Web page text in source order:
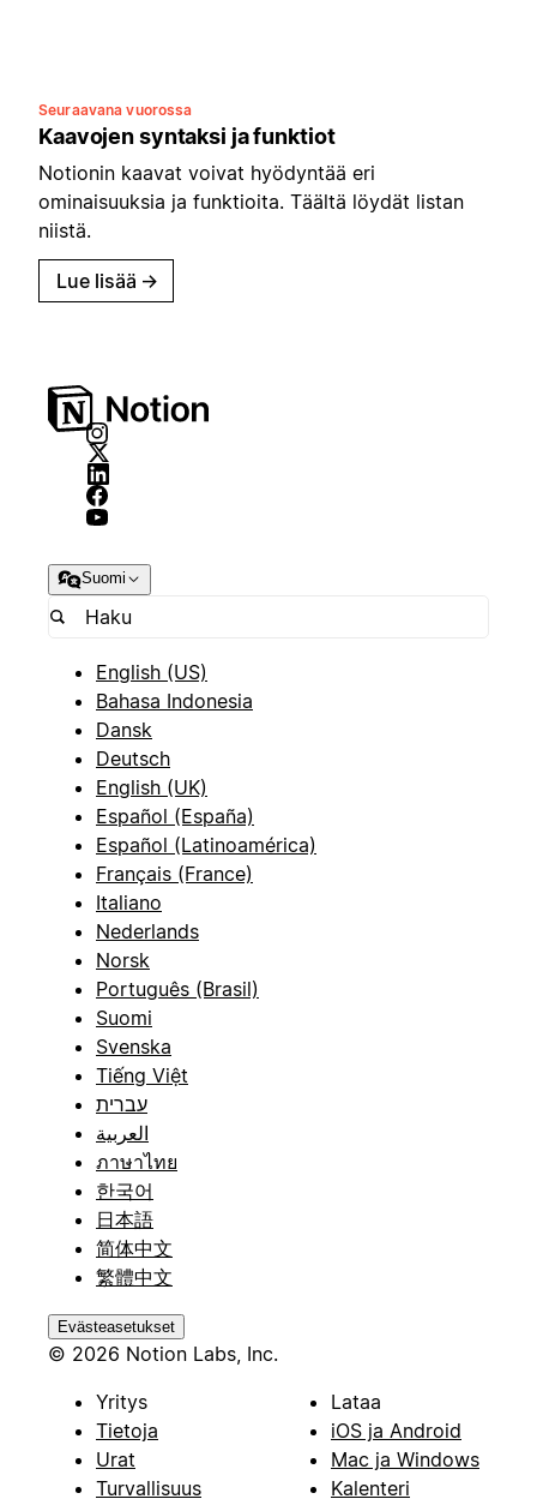
Seuraavana vuorossa
Kaavojen syntaksi ja funktiot
Notionin kaavat voivat hyödyntää eri
ominaisuuksia ja funktioita. Täältä löydät listan
niistä.
Lue lisää →
Suomi
English (US)
Bahasa Indonesia
Dansk
Deutsch
English (UK)
Español (España)
Español (Latinoamérica)
Français (France)
Italiano
Nederlands
Norsk
Português (Brasil)
Suomi
Svenska
Tiếng Việt
עברית
العربية
ภาษาไทย
한국어
日本語
简体中文
繁體中文
Evästeasetukset
© 2026 Notion Labs, Inc.
Yritys
Tietoja
Urat
Turvallisuus
Lataa
iOS ja Android
Mac ja Windows
Kalenteri